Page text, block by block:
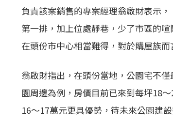
負責該案銷售的專案經理翁啟財表示
第一排，加上位處靜巷，少了市區的
在頭份市中心相當難得，對於購屋族
翁啟財指出，在頭份當地，公園宅不
園周邊為例，房價目前已來到每坪18
16～17萬元更具優勢，待未來公園建